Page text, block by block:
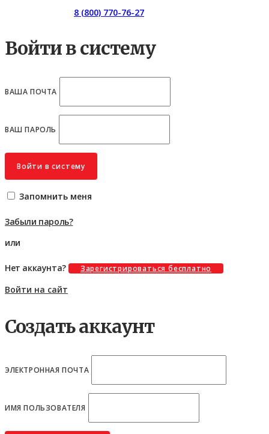
8 (800) 770-76-27
Войти в систему
ВАША ПОЧТА
ВАШ ПАРОЛЬ
Войти в систему
Запомнить меня
Забыли пароль?
или
Нет аккаунта? Зарегистрироваться бесплатно
Войти на сайт
Создать аккаунт
ЭЛЕКТРОННАЯ ПОЧТА
ИМЯ ПОЛЬЗОВАТЕЛЯ